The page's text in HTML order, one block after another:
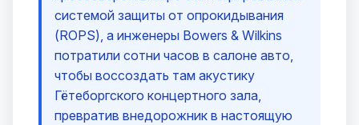
системой защиты от опрокидывания
(ROPS), а инженеры Bowers & Wilkins
потратили сотни часов в салоне авто,
чтобы воссоздать там акустику
Гётеборгского концертного зала,
превратив внедорожник в настоящую